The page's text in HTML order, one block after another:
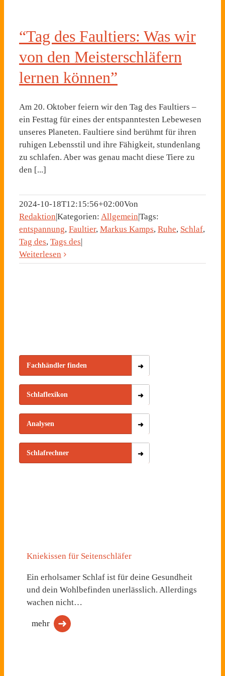
“Tag des Faultiers: Was wir
von den Meisterschläfern
lernen können”
Am 20. Oktober feiern wir den Tag des Faultiers –
ein Festtag für eines der entspanntesten Lebewesen
unseres Planeten. Faultiere sind berühmt für ihren
ruhigen Lebensstil und ihre Fähigkeit, stundenlang
zu schlafen. Aber was genau macht diese Tiere zu
den [...]
2024-10-18T12:15:56+02:00Von
Redaktion Kategorien: Allgemein Tags:
entspannung, Faultier, Markus Kamps, Ruhe, Schlaf,
Tag des, Tags des
Weiterlesen
Fachhändler finden
Schlaflexikon
Analysen
Schlafrechner
Kniekissen für Seitenschläfer
Ein erholsamer Schlaf ist für deine Gesundheit
und dein Wohlbefinden unerlässlich. Allerdings
wachen nicht…
mehr